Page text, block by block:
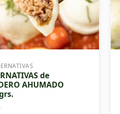
de
AHUMADO